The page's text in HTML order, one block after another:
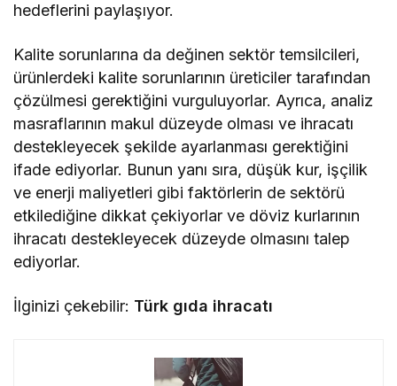
hedeflerini paylaşıyor.
Kalite sorunlarına da değinen sektör temsilcileri,
ürünlerdeki kalite sorunlarının üreticiler tarafından
çözülmesi gerektiğini vurguluyorlar. Ayrıca, analiz
masraflarının makul düzeyde olması ve ihracatı
destekleyecek şekilde ayarlanması gerektiğini
ifade ediyorlar. Bunun yanı sıra, düşük kur, işçilik
ve enerji maliyetleri gibi faktörlerin de sektörü
etkilediğine dikkat çekiyorlar ve döviz kurlarının
ihracatı destekleyecek düzeyde olmasını talep
ediyorlar.
İlginizi çekebilir: Türk gıda ihracatı